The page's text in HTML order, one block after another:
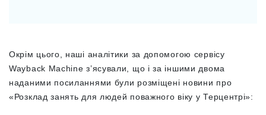
Окрім цього, наші аналітики за допомогою сервісу
Wayback Machine з’ясували, що і за іншими двома
наданими посиланнями були розміщені новини про
«Розклад занять для людей поважного віку у Терцентрі»: